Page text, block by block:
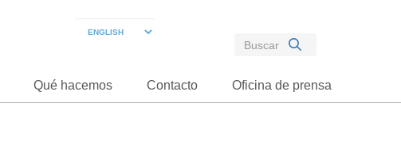
Qué hacemos Contacto Oficina de prensa